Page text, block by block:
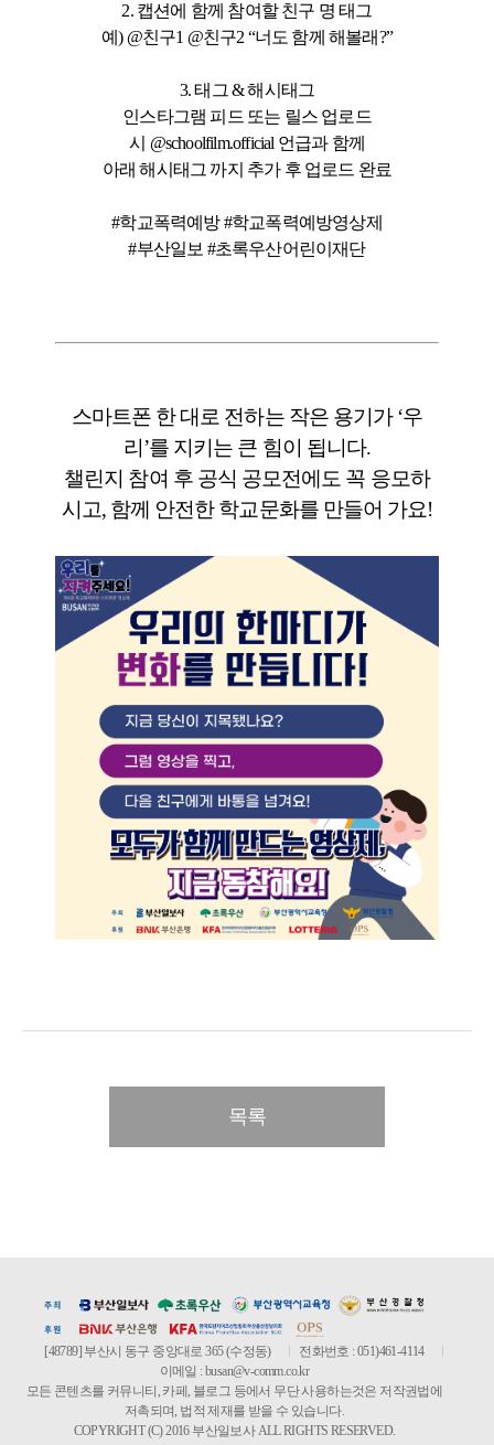
2. 캡션에 함께 참여할 친구 명 태그
예) @친구1 @친구2 “너도 함께 해볼래?”
3. 태그 & 해시태그
인스타그램 피드 또는 릴스 업로드
시 @schoolfilm.official 언급과 함께
아래 해시태그 까지 추가 후 업로드 완료
#학교폭력예방#학교폭력예방영상제
#부산일보 #초록우산어린이재단
스마트폰 한 대로 전하는 작은 용기 가 ‘우
리’를 지키는 큰 힘이 됩니다.
챌린지 참여 후 공식 공모전에도 꼭 응모하
시고, 함께 안전한 학교문화를 만들어 가요!
목록
[48789] 부산시 동구 중앙대로 365 (수정동)
전화번호 : 051)461-4114
이메일 :busan@v-comm.co.kr
모든 콘텐츠를 커뮤니티, 카페, 블로그 등에서 무단 사용하는것은 저작권법에
저촉되며, 법적 제재를 받을 수 있습니다.
COPYRIGHT (C) 2016 부산일보사 ALL RIGHTS RESERVED.